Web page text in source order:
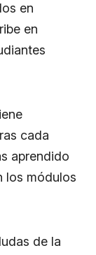
en
en
cada
aprendido
los módulos
de la